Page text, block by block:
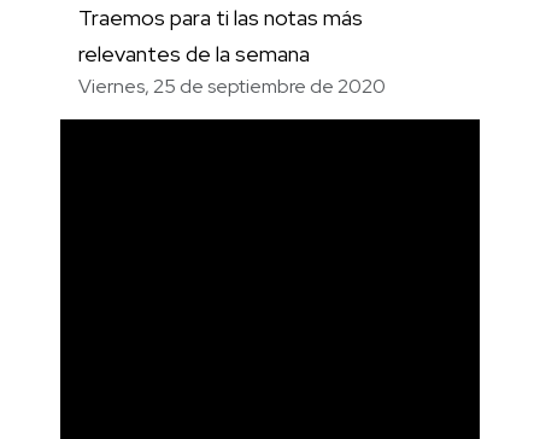
Traemos para ti las notas más
relevantes de la semana
Viernes, 25 de septiembre de 2020